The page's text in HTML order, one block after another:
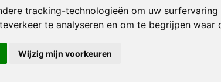
tracking-technologieën om uw
te analyseren en om te begrijpen waar
Wijzig mijn voorkeuren